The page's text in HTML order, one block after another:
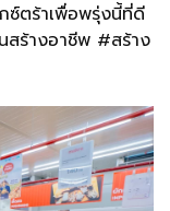
ตร้าเพื่อพรุ่งนี้ที่ดี
สร้างอาชีพ #สร้าง